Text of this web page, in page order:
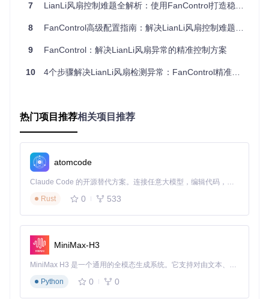
    A[硬件抽象层] -->|协议转换| B[数据处理层]
    A -->|USB原始数据| D[LianLi专用驱动]
    C -->|用户配置| E[曲线生成器]
控制应用层根据用户配置生成平滑的PWM控制信号
均350ms降低至80ms以内。数据处理层采用双通道校验机
制：硬件CRC校验确保数据完整性，软件端采用滑动窗口算法
过滤异常值（默认窗口大小为5个采样周期）。控制应用层的
0ms调整PWM信号，有效补偿协议延迟。
三、实施流程：从诊断到验证的四步操作法
3.1 诊断：如何准确识别协议适配异常？
7 LianLi风扇控制难题全解析：使用FanControl打造稳定散热系统
8 FanControl高级配置指南：解决LianLi风扇控制难题的系统化方案
9 FanControl：解决LianLi风扇异常的精准控制方案
10 4个步骤解决LianLi风扇检测异常：FanControl精准控制开源方案
热门项目推荐相关项目推荐
atomcode
Claude Code 的开源替代方案。连接任意大模型，编辑代码，运行命令，自动验证 — 全自动执行。用 Rust 构建，极致性能。 ｜ An open-source alternative to Claude Code. Connect any LLM, edit code, run commands, and verify changes — autonomously. Built in Rust for speed. Get Started
Rust
0 533
MiniMax-H3
MiniMax H3 是一个通用的全模态生成系统。它支持对由文本、图像、视频和音频组成的多模态上下文进行统一理解，并能生成分辨率高达 2K、时长可达 15 秒的带原生立体声音频的视频。得益于面向任务泛化的系统设计，H3 在预训练阶段就已具备广泛的多模态上下文理解与生成能力，能够出色地执行复杂的多模态指令。
Python
0 0